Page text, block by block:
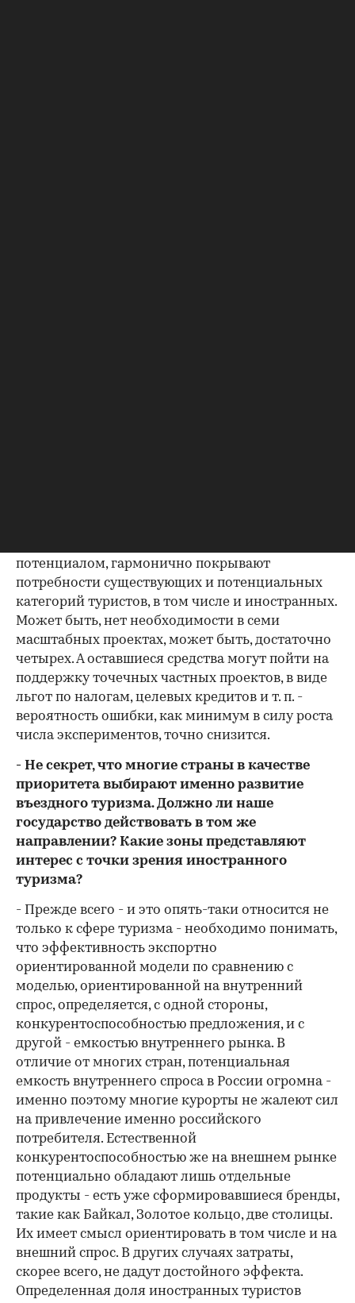
потенциалом, гармонично покрывают
потребности существующих и потенциальных
категорий туристов, в том числе и иностранных.
Может быть, нет необходимости в семи
масштабных проектах, может быть, достаточно
четырех. А оставшиеся средства могут пойти на
поддержку точечных частных проектов, в виде
льгот по налогам, целевых кредитов и т. п. -
вероятность ошибки, как минимум в силу роста
числа экспериментов, точно снизится.
- Не секрет, что многие страны в качестве
приоритета выбирают именно развитие
въездного туризма. Должно ли наше
государство действовать в том же
направлении? Какие зоны представляют
интерес с точки зрения иностранного
туризма?
- Прежде всего - и это опять-таки относится не
только к сфере туризма - необходимо понимать,
что эффективность экспортно
ориентированной модели по сравнению с
моделью, ориентированной на внутренний
спрос, определяется, с одной стороны,
конкурентоспособностью предложения, и с
другой - емкостью внутреннего рынка. В
отличие от многих стран, потенциальная
емкость внутреннего спроса в России огромна -
именно поэтому многие курорты не жалеют сил
на привлечение именно российского
потребителя. Естественной
конкурентоспособностью же на внешнем рынке
потенциально обладают лишь отдельные
продукты - есть уже сформировавшиеся бренды,
такие как Байкал, Золотое кольцо, две столицы.
Их имеет смысл ориентировать в том числе и на
внешний спрос. В других случаях затраты,
скорее всего, не дадут достойного эффекта.
Определенная доля иностранных туристов